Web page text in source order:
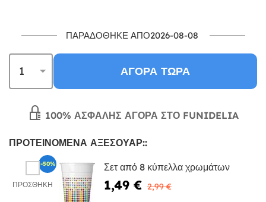
ΠΑΡΑΔΌΘΗΚΕ ΑΠΌ2026-08-08
ΑΓΟΡΆ ΤΏΡΑ
100% ΑΣΦΑΛΉΣ ΑΓΟΡΆ ΣΤΟ FUNIDELIA
ΠΡΟΤΕΙΝΌΜΕΝΑ ΑΞΕΣΟΥΆΡ::
ΠΡΟΣΘΉΚΗ
Σετ από 8 κύπελλα χρωμάτων
1,49 € 2,99 €
-50%